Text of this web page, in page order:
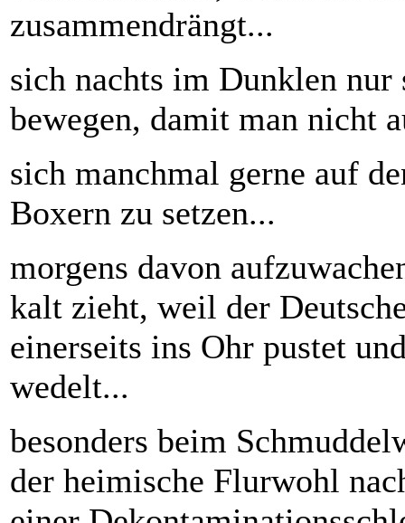
zusammendrängt...
sich nachts im Dunklen
bewegen, damit man nicht
sich manchmal gerne auf
Boxern zu setzen...
morgens davon
kalt zieht, weil der
einerseits ins Ohr pustet
wedelt...
besonders beim
der heimische Flurwohl